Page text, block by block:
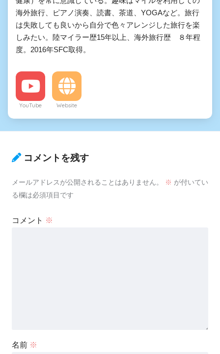
海外旅行、ピアノ演奏、読書、茶道、YOGAなど。旅行
は失敗しても良いから自分で色々アレンジした旅行を楽
しみたい。陸マイラー歴15年以上、海外旅行歴 ８年程
度。2016年SFC取得。
YouTube Website
コメントを残す
メールアドレスが公開されることはありません。 ※ が付いてい
る欄は必須項目です
コメント ※
名前 ※